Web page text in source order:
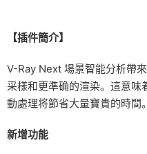
【插件簡介】
V-Ray Next 場景智能分析帶
采樣和更準确的渲染。這意
動處理将節省大量寶貴的時間。
新增功能